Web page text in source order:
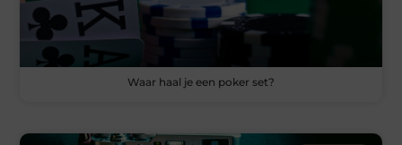
Waar haal je een poker set?